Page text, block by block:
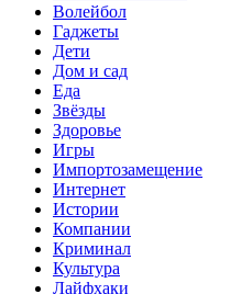
Волейбол
Гаджеты
Дети
Дом и сад
Еда
Звёзды
Здоровье
Игры
Импортозамещение
Интернет
Истории
Компании
Криминал
Культура
Лайфхаки